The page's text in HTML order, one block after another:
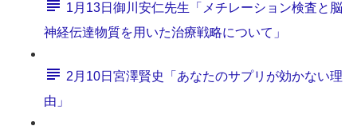
1月13日御川安仁先生「メチレーション検査と脳
神経伝達物質を用いた治療戦略について」
2月10日宮澤賢史「あなたのサプリが効かない理
由」